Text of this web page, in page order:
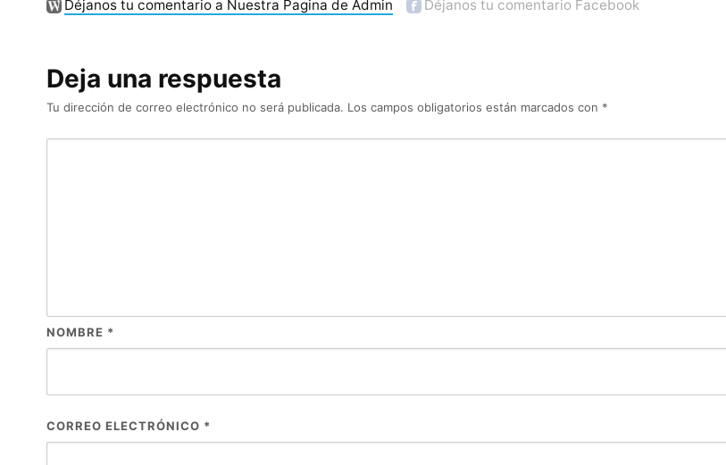
Déjanos tu comentario a Nuestra Pagina de Admin Déjanos tu comentario Facebook
Deja una respuesta
Tu dirección de correo electrónico no será publicada. Los campos obligatorios están marcados con *
NOMBRE *
CORREO ELECTRÓNICO *